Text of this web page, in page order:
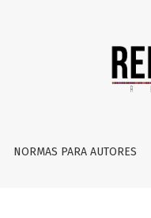
fines específicos en
NORMAS PARA AUTORES